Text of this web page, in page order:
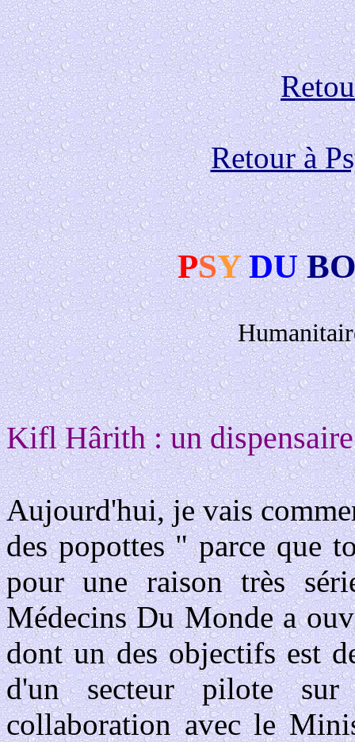
Retour à
PSY DU
Kifl Hârith : un
Aujourd'hui, je vais
des popottes " parce que
pour une raison très
Médecins Du Monde a
dont un des objectifs est
d'un secteur pilote
collaboration avec le